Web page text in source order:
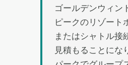
ゴールデンウィン
ピークのリゾート
またはシャトル接
見積もることにな